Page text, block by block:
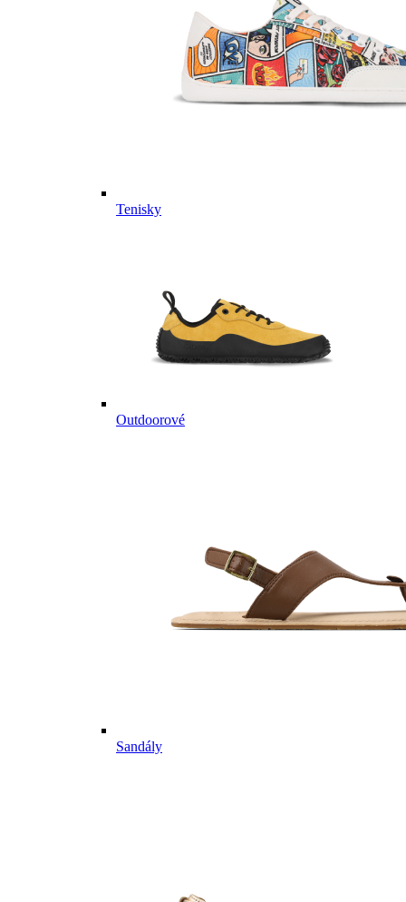
Tenisky
Outdoorové
Sandály